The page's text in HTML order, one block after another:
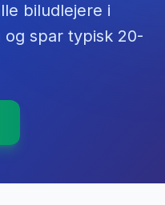
biludlejere i
og spar typisk 20-